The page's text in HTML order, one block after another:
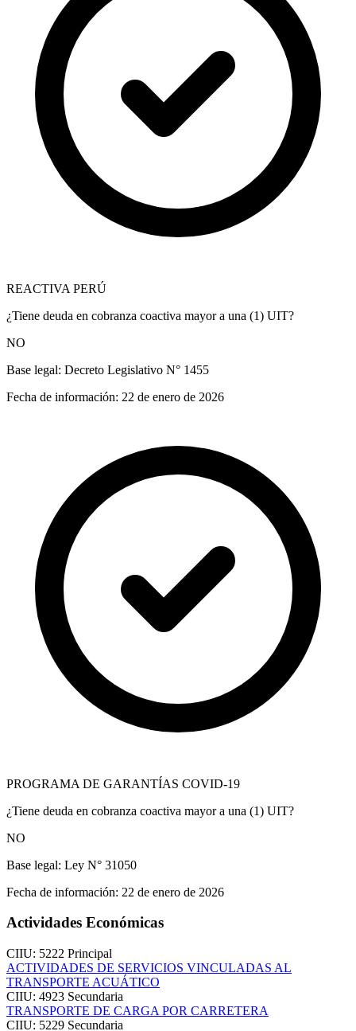
REACTIVA PERÚ
¿Tiene deuda en cobranza coactiva mayor a una (1) UIT?
NO
Base legal: Decreto Legislativo N° 1455
Fecha de información: 22 de enero de 2026
PROGRAMA DE GARANTÍAS COVID-19
¿Tiene deuda en cobranza coactiva mayor a una (1) UIT?
NO
Base legal: Ley N° 31050
Fecha de información: 22 de enero de 2026
Actividades Económicas
CIIU: 5222 Principal
ACTIVIDADES DE SERVICIOS VINCULADAS AL
TRANSPORTE ACUÁTICO
CIIU: 4923 Secundaria
TRANSPORTE DE CARGA POR CARRETERA
CIIU: 5229 Secundaria